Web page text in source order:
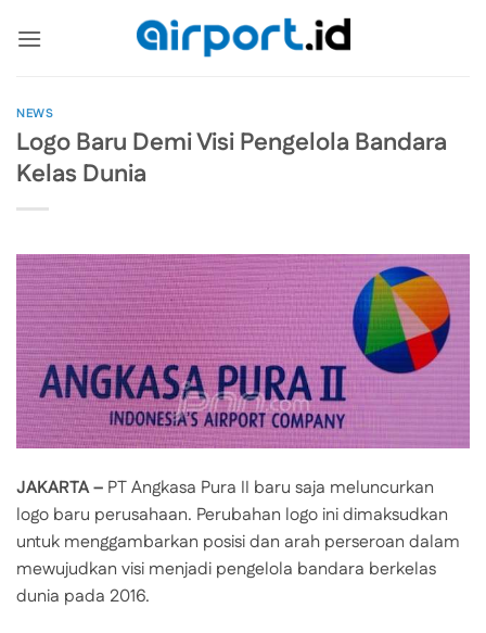
NEWS
Logo Baru Demi Visi Pengelola Bandara
Kelas Dunia
JAKARTA – PT Angkasa Pura II baru saja meluncurkan
logo baru perusahaan. Perubahan logo ini dimaksudkan
untuk menggambarkan posisi dan arah perseroan dalam
mewujudkan visi menjadi pengelola bandara berkelas
dunia pada 2016.